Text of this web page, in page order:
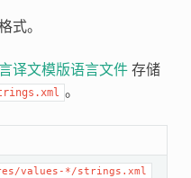
式。
译文模版语言文件存储
。
values-*/strings.xml